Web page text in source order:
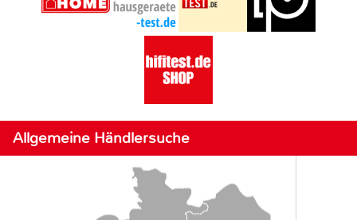
Allgemeine Händlersuche